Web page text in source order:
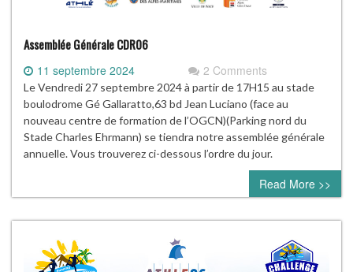
Assemblée Générale CDR06
11 septembre 2024 2 Comments
Le Vendredi 27 septembre 2024 à partir de 17H15 au stade
boulodrome Gé Gallaratto,63 bd Jean Luciano (face au
nouveau centre de formation de l’OGCN)(Parking nord du
Stade Charles Ehrmann) se tiendra notre assemblée générale
annuelle. Vous trouverez ci-dessous l’ordre du jour.
Read More >>